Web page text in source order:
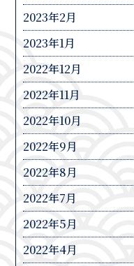
2023年2月
2023年1月
2022年12月
2022年11月
2022年10月
2022年9月
2022年8月
2022年7月
2022年5月
2022年4月